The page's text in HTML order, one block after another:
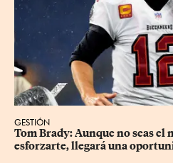
GESTIÓN
Tom Brady: Aunque no seas el
esforzarte, llegará una